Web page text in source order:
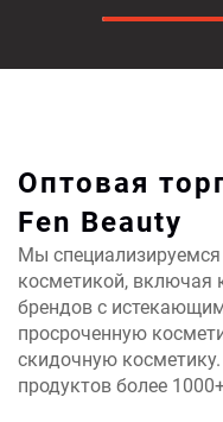
Оптовая
Fen Beauty
Мы специализируемся
косметикой, включая
брендов с
просроченную
скидочную
продуктов более